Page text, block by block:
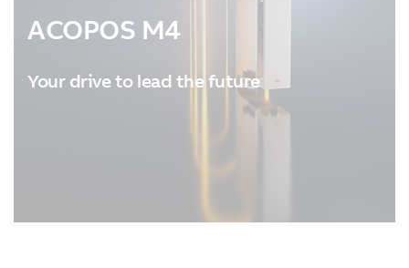
ACOPOS M4
Your drive to lead the future